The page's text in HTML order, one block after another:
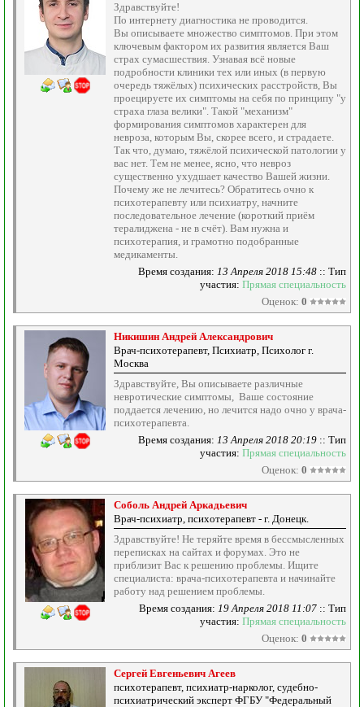
Здравствуйте!
По интернету диагностика не проводится.
Вы описываете множество симптомов. При этом
ключевым фактором их развития является Ваш
страх сумасшествия. Узнавая всё новые
подробности клиники тех или иных (в первую
очередь тяжёлых) психических расстройств, Вы
проецируете их симптомы на себя по принципу "у
страха глаза велики". Такой "механизм"
формирования симптомов характерен для
невроза, которым Вы, скорее всего, и страдаете.
Так что, думаю, тяжёлой психической патологии у
вас нет. Тем не менее, ясно, что невроз
существенно ухудшает качество Вашей жизни.
Почему же не лечитесь? Обратитесь очно к
психотерапевту или психиатру, начните
последовательное лечение (короткий приём
тералиджена - не в счёт). Вам нужна и
психотерапия, и грамотно подобранные
медикаменты.
Время создания: 13 Апреля 2018 15:48 :: Тип
участия: Прямая специальность
Оценок: 0
Никишин Андрей Александрович
Врач-психотерапевт, Психиатр, Психолог г.
Москва
Здравствуйте, Вы описываете различные
невротические симптомы, Ваше состояние
поддается лечению, но лечится надо очно у врача-
психотерапевта.
Время создания: 13 Апреля 2018 20:19 :: Тип
участия: Прямая специальность
Оценок: 0
Соболь Андрей Аркадьевич
Врач-психиатр, психотерапевт - г. Донецк.
Здравствуйте! Не теряйте время в бессмысленных
переписках на сайтах и форумах. Это не
приблизит Вас к решению проблемы. Ищите
специалиста: врача-психотерапевта и начинайте
работу над решением проблемы.
Время создания: 19 Апреля 2018 11:07 :: Тип
участия: Прямая специальность
Оценок: 0
Сергей Евгеньевич Агеев
психотерапевт, психиатр-нарколог, судебно-
психиатрический эксперт ФГБУ "Федеральный